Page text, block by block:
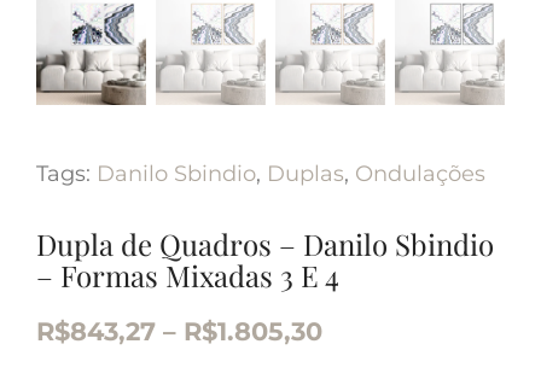
Tags: Danilo Sbindio, Duplas, Ondulações
Dupla de Quadros – Danilo Sbindio
– Formas Mixadas 3 E 4
R$843,27 – R$1.805,30